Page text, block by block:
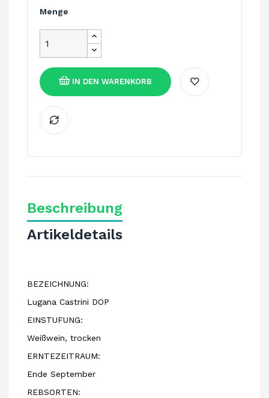
Menge
IN DEN WARENKORB
Beschreibung
Artikeldetails
BEZEICHNUNG:
Lugana Castrini DOP
EINSTUFUNG:
Weißwein, trocken
ERNTEZEITRAUM:
Ende September
REBSORTEN: